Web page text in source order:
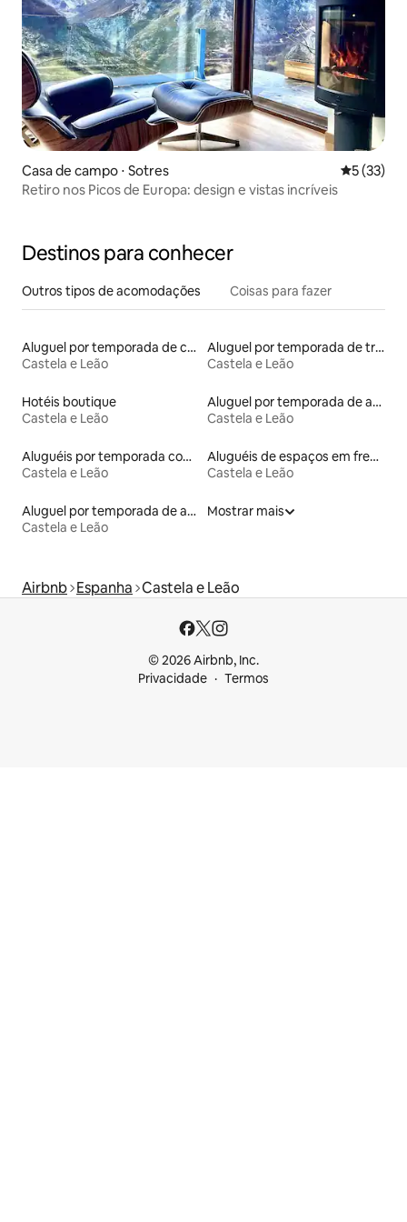
Casa de campo ⋅ Sotres 5 de uma
5 (33)
Retiro nos Picos de Europa: design e vistas incríveis
Destinos para conhecer
Outros tipos de acomodações Coisas para fazer
Aluguel por temporada de casas na terra
Castela e Leão
Aluguel por temporada de trailers
Castela e Leão
Hotéis boutique
Castela e Leão
Aluguel por temporada de apart-hotéis
Castela e Leão
Aluguéis por temporada com banheiro para PCD
Castela e Leão
Aluguéis de espaços em frente à praia
Castela e Leão
Aluguel por temporada de andares inteiros
Castela e Leão
Mostrar mais
Airbnb Espanha Castela e Leão
© 2026 Airbnb, Inc.
Privacidade
Termos